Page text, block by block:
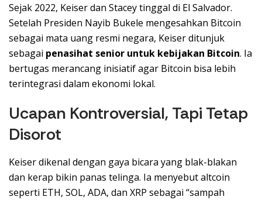
Sejak 2022, Keiser dan Stacey tinggal di El Salvador.
Setelah Presiden Nayib Bukele mengesahkan Bitcoin
sebagai mata uang resmi negara, Keiser ditunjuk
sebagai penasihat senior untuk kebijakan Bitcoin. Ia
bertugas merancang inisiatif agar Bitcoin bisa lebih
terintegrasi dalam ekonomi lokal.
Ucapan Kontroversial, Tapi Tetap
Disorot
Keiser dikenal dengan gaya bicara yang blak-blakan
dan kerap bikin panas telinga. Ia menyebut altcoin
seperti ETH, SOL, ADA, dan XRP sebagai “sampah